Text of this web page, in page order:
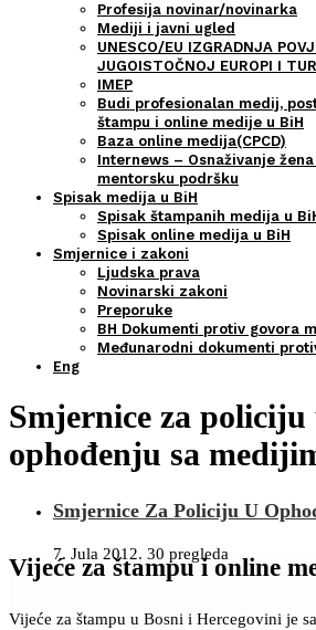
Profesija novinar/novinarka
Mediji i javni ugled
UNESCO/EU IZGRADNJA
JUGOISTOČNOJ EUROPI I
IMEP
Budi profesionalan medij,
štampu i online medije u BiH
Baza online medija(CPCD)
Internews – Osnaživanje
mentorsku podršku
Spisak medija u BiH
Spisak štampanih medija u
Spisak online medija u BiH
Smjernice i zakoni
Ljudska prava
Novinarski zakoni
Preporuke
BH Dokumenti protiv govora
Međunarodni dokumenti
Eng
Smjernice za policiju
ophođenju sa
Smjernice Za Policiju U
7. Jula 2012. 30 pregleda
Vijeće za štampu i online
Vijeće za štampu u Bosni i Hercegovini je